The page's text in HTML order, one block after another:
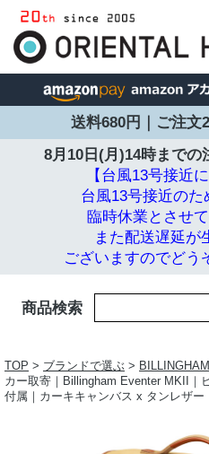
送料680円｜ご注文
8月10日(月)14時までの
【台風13号接近
台風13号接近の
臨時休業とさせ
また配送遅延が
ございますのでどう
商品検索
TOP > ブランドで選ぶ >
カー取寄｜Billingham Eventer MKII｜
付属｜カーキキャンバス x タンレザー